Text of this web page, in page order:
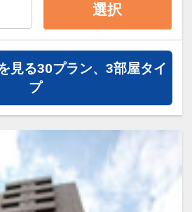
年5月1日～2026年9月
コース番号：DP-1-
ルウォーターをご用意
につき1本
ィ「得１０チケット」
聴OK
待特典（対象店舗にて
でご利用OK)
選択
見る30プラン、3部屋タイ
プ